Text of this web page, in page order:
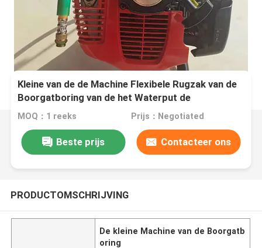
Kleine van de de Machine Flexibele Rugzak van de
Boorgatboring van de het Waterput de
Boringsmachine
MOQ：1 reeks Prijs：Negotiated
Beste prijs Contacteer ons
PRODUCTOMSCHRIJVING
De kleine Machine van de Boorgatb
oring